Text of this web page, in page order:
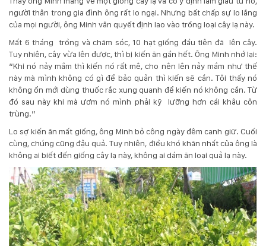
người thân trong gia đình ông rất lo ngại. Nhưng bất chấp sự lo lắng
của mọi người, ông Minh vẫn quyết định lao vào trồng loại cây lạ này.
Mất 6 tháng trồng và chăm sóc, 10 hạt giống đầu tiên đã lên cây.
Tuy nhiên, cây vừa lên được, thì bị kiến ăn gần hết. Ông Minh nhớ lại:
“Khi nó nảy mầm thì kiến nó rất mê, cho nên lên nảy mầm như thế
này mà mình không có gì để bảo quản thì kiến sẽ cắn. Tôi thấy nó
không ổn mới dùng thuốc rắc xung quanh để kiến nó không cắn. Từ
đó sau này khi mà ươm nó mình phải kỹ lưỡng hơn cái khâu côn
trùng.”
Lo sợ kiến ăn mất giống, ông Minh bỏ công ngày đêm canh giữ. Cuối
cùng, chúng cũng đậu quả. Tuy nhiên, điều khó khăn nhất của ông là
không ai biết đến giống cây lạ này, không ai dám ăn loại quả lạ này.